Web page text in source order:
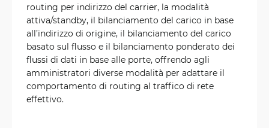
routing per indirizzo del carrier, la modalità
attiva/standby, il bilanciamento del carico in base
all’indirizzo di origine, il bilanciamento del carico
basato sul flusso e il bilanciamento ponderato dei
flussi di dati in base alle porte, offrendo agli
amministratori diverse modalità per adattare il
comportamento di routing al traffico di rete
effettivo.